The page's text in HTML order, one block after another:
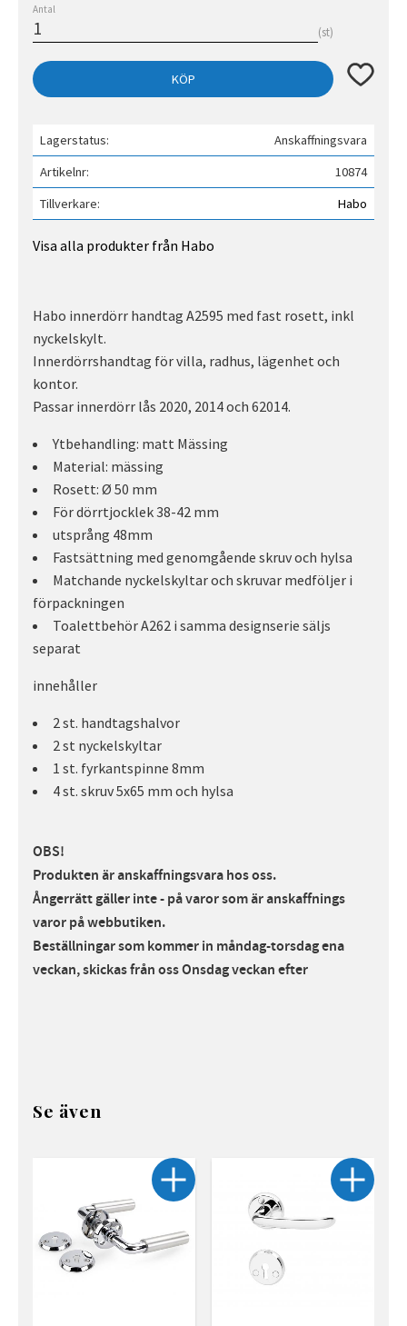
Antal
st
KÖP Lägg till
Lagerstatus
Anskaffningsvara
Artikelnr
10874
Tillverkare
Habo
Visa alla produkter från Habo
Habo innerdörr handtag A2595 med fast rosett, inkl
nyckelskylt.
Innerdörrshandtag för villa, radhus, lägenhet och
kontor.
Passar innerdörr lås 2020, 2014 och 62014.
Ytbehandling: matt Mässing
Material: mässing
Rosett: Ø 50 mm
För dörrtjocklek 38-42 mm
utsprång 48mm
Fastsättning med genomgående skruv och hylsa
Matchande nyckelskyltar och skruvar medföljer i
förpackningen
Toalettbehör A262 i samma designserie säljs
separat
innehåller
2 st. handtagshalvor
2 st nyckelskyltar
1 st. fyrkantspinne 8mm
4 st. skruv 5x65 mm och hylsa
OBS!
Produkten är anskaffningsvara hos oss.
Ångerrätt gäller inte - på varor som är anskaffnings
varor på webbutiken.
Beställningar som kommer in måndag-torsdag ena
veckan, skickas från oss Onsdag veckan efter
Se även